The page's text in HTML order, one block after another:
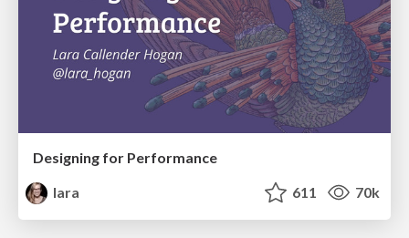
Designing for Performance
lara
611 70k